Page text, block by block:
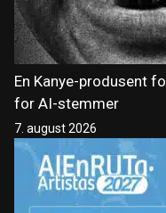
En Kanye-produsent
for AI-stemmer
7. august 2026